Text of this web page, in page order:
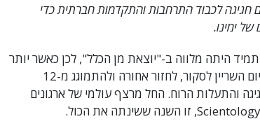
עם חגיגה לכבוד התרחבות והתקדמות חברתית כדי
ימינו.
עבור ארגון ה-Scientology, שנת 2018 תמיד היתה מלווה ב-"יוצאת מן הכלל", לכן כאשר יותר
מ-6,000 סיינטולוגים התאספו באודיטוריום השריין לסקור, לחזור אחורה ולהתמוגג מ-12
והתעלות הרוח. החל מרצף עולמי של ארגונים